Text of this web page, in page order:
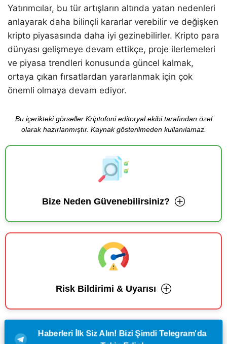
Yatırımcılar, bu tür artışların altında yatan nedenleri
anlayarak daha bilinçli kararlar verebilir ve değişken
kripto piyasasında daha iyi gezinebilirler. Kripto para
dünyası gelişmeye devam ettikçe, proje ilerlemeleri
ve piyasa trendleri konusunda güncel kalmak,
ortaya çıkan fırsatlardan yararlanmak için çok
önemli olmaya devam ediyor.
Bu içerikteki görseller Kriptofoni editoryal ekibi tarafından özel
olarak hazırlanmıştır. Kaynak gösterilmeden kullanılamaz.
Bize Neden Güvenebilirsiniz?
Risk Bildirimi & Uyarısı
Haberleri İlk Siz Alın! Bizi Şimdi Telegram'da